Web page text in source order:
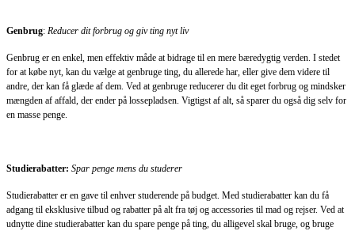
Genbrug: Reducer dit forbrug og giv ting nyt liv
Genbrug er en enkel, men effektiv måde at bidrage til en mere bæredygtig verden. I stedet
for at købe nyt, kan du vælge at genbruge ting, du allerede har, eller give dem videre til
andre, der kan få glæde af dem. Ved at genbruge reducerer du dit eget forbrug og mindsker
mængden af affald, der ender på lossepladsen. Vigtigst af alt, så sparer du også dig selv for
en masse penge.
Studierabatter: Spar penge mens du studerer
Studierabatter er en gave til enhver studerende på budget. Med studierabatter kan du få
adgang til eksklusive tilbud og rabatter på alt fra tøj og accessories til mad og rejser. Ved at
udnytte dine studierabatter kan du spare penge på ting, du alligevel skal bruge, og bruge